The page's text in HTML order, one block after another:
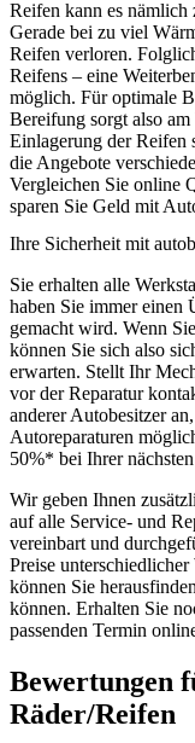
Reifen kann es nämlich
Gerade bei zu viel
Reifen verloren.
Reifens – eine
möglich. Für optimale
Bereifung sorgt also
Einlagerung der Reifen
die Angebote
Vergleichen Sie online
sparen Sie Geld mit
Ihre Sicherheit mit
Sie erhalten alle
haben Sie immer einen
gemacht wird. Wenn
können Sie sich also
erwarten. Stellt Ihr
vor der Reparatur
anderer Autobesitzer
Autoreparaturen
50%* bei Ihrer
Wir geben Ihnen
auf alle Service- und
vereinbart und
Preise
können Sie
können. Erhalten Sie
passenden Termin
Bewertungen
Räder/Reifen